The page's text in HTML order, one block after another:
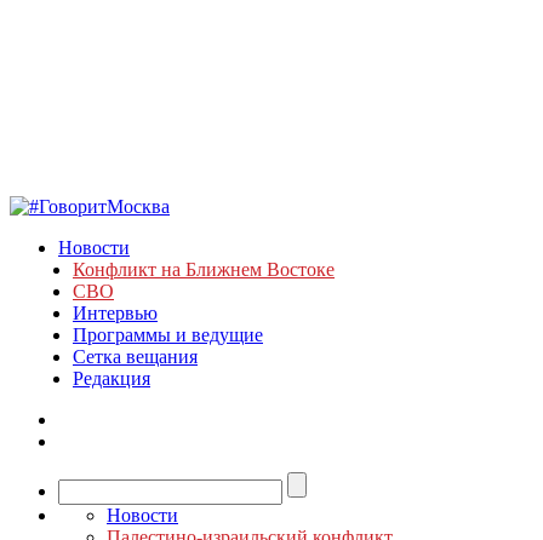
Новости
Конфликт на Ближнем Востоке
СВО
Интервью
Программы и ведущие
Сетка вещания
Редакция
Новости